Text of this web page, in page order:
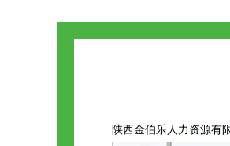
陕西金伯乐人力资源有